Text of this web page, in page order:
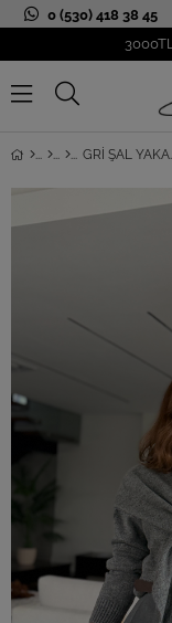
0 (530) 418 38 45
3000TL VE
GRI ŞAL